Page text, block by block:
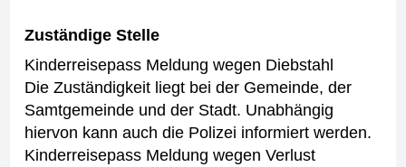
Zuständige Stelle
Kinderreisepass Meldung wegen Diebstahl
Die Zuständigkeit liegt bei der Gemeinde, der
Samtgemeinde und der Stadt. Unabhängig
hiervon kann auch die Polizei informiert werden.
Kinderreisepass Meldung wegen Verlust